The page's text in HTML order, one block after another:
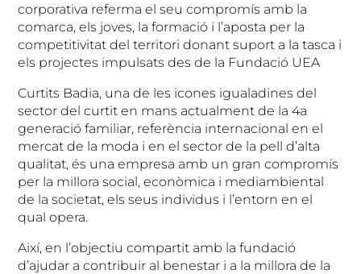
corporativa referma el seu compromís amb la
comarca, els joves, la formació i l’aposta per la
competitivitat del territori donant suport a la tasca i
els projectes impulsats des de la Fundació UEA
Curtits Badia, una de les icones igualadines del
sector del curtit en mans actualment de la 4a
generació familiar, referència internacional en el
mercat de la moda i en el sector de la pell d’alta
qualitat, és una empresa amb un gran compromís
per la millora social, econòmica i mediambiental
de la societat, els seus individus i l’entorn en el
qual opera.
Així, en l’objectiu compartit amb la fundació
d’ajudar a contribuir al benestar i a la millora de la